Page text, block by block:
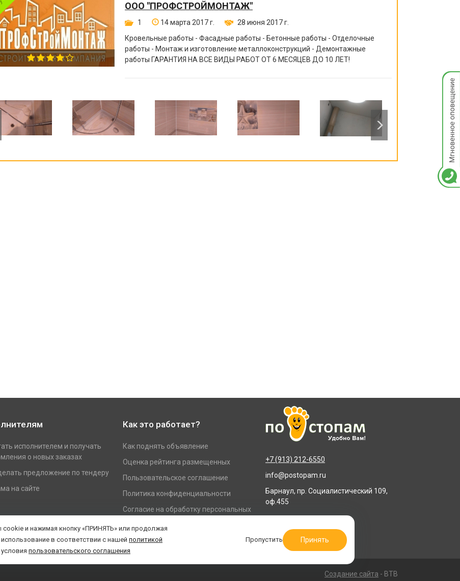
ООО "ПРОФСТРОЙМОНТАЖ"
1 14 марта 2017 г.
28 июня 2017 г.
Кровельные работы - Фасадные работы - Бетонные работы - Отделочные
работы - Монтаж и изготовление металлоконструкций - Демонтажные
работы ГАРАНТИЯ НА ВСЕ ВИДЫ РАБОТ ОТ 6 МЕСЯЦЕВ ДО 10 ЛЕТ!
исполнителем и получать
о новых заказах
предложение по тендеру
на сайте
Как это работает?
Как поднять объявление
Оценка рейтинга размещенных
Пользовательское соглашение
Политика конфиденциальности
Согласие на обработку персональных
+7 (913) 212-6550
info@postopam.ru
Барнаул, пр. Социалистический 109,
оф.455
Создание сайта - BTB
и нажимая кнопку «ПРИНЯТЬ» или продолжая
в соответствии с нашей политикой
пользовательского соглашения
Пропустить Принять